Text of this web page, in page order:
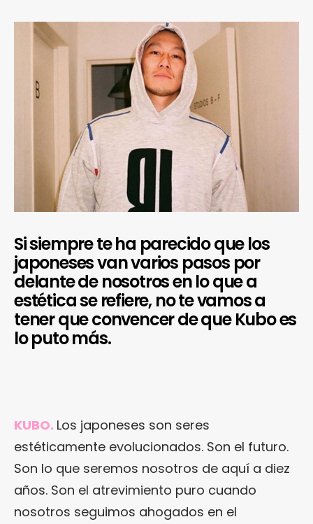
Si siempre te ha parecido que los
japoneses van varios pasos por
delante de nosotros en lo que a
estética se refiere, no te vamos a
tener que convencer de que Kubo es
lo puto más.
KUBO. Los japoneses son seres
estéticamente evolucionados. Son el futuro.
Son lo que seremos nosotros de aquí a diez
años. Son el atrevimiento puro cuando
nosotros seguimos ahogados en el